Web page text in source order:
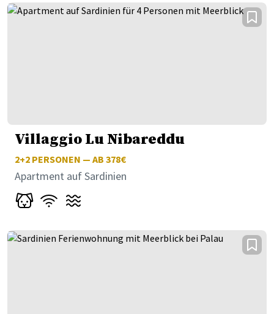
Villaggio Lu Nibareddu
2+2 PERSONEN — AB 378€
Apartment auf Sardinien